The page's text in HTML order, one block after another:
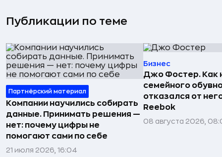
Публикации по теме
Партнёрский материал
Компании научились собирать
данные. Принимать решения —
нет: почему цифры не
помогают сами по себе
21 июля 2026, 16:04
Бизнес
Джо Фостер. Как
семейного
отказался от
Reebok
08 августа 2026,